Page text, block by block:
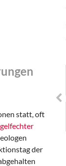
statt, oft
der
EUropa -